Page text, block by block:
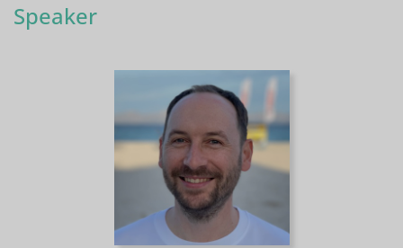
Speaker